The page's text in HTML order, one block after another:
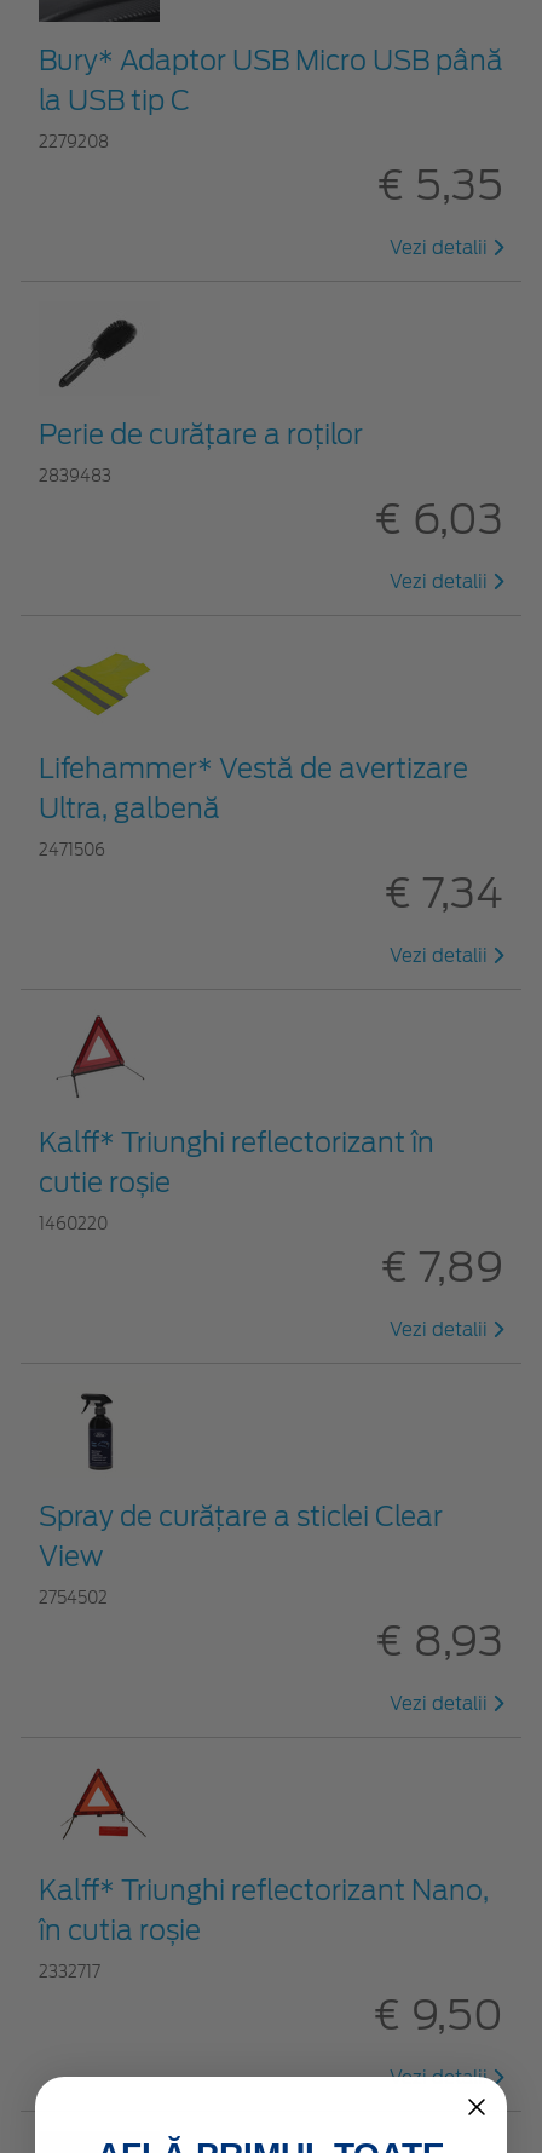
Bury* Adaptor USB Micro USB până
la USB tip C
2279208
€ 5,35
Vezi detalii
Perie de curățare a roților
2839483
€ 6,03
Vezi detalii
Lifehammer* Vestă de avertizare
Ultra, galbenă
2471506
€ 7,34
Vezi detalii
Kalff* Triunghi reflectorizant în
cutie roșie
1460220
€ 7,89
Vezi detalii
Spray de curățare a sticlei Clear
View
2754502
€ 8,93
Vezi detalii
Kalff* Triunghi reflectorizant Nano,
în cutia roșie
2332717
€ 9,50
Vezi detalii